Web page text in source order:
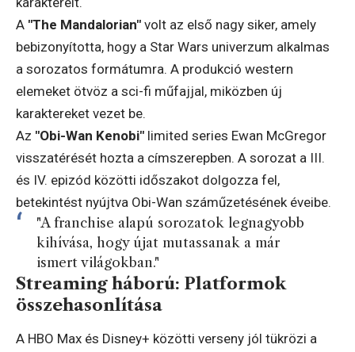
A "The Mandalorian" volt az első nagy siker, amely
bebizonyította, hogy a Star Wars univerzum alkalmas
a sorozatos formátumra. A produkció western
elemeket ötvöz a sci-fi műfajjal, miközben új
karaktereket vezet be.
Az "Obi-Wan Kenobi" limited series Ewan McGregor
visszatérését hozta a címszerepben. A sorozat a III.
és IV. epizód közötti időszakot dolgozza fel,
betekintést nyújtva Obi-Wan száműzetésének éveibe.
"A franchise alapú sorozatok legnagyobb
kihívása, hogy újat mutassanak a már
ismert világokban."
Streaming háború: Platformok
összehasonlítása
A HBO Max és Disney+ közötti verseny jól tükrözi a